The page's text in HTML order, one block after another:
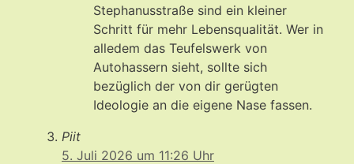
Stephanusstraße sind ein kleiner
Schritt für mehr Lebensqualität. Wer in
alledem das Teufelswerk von
Autohassern sieht, sollte sich
bezüglich der von dir gerügten
Ideologie an die eigene Nase fassen.
Piit
5. Juli 2026 um 11:26 Uhr